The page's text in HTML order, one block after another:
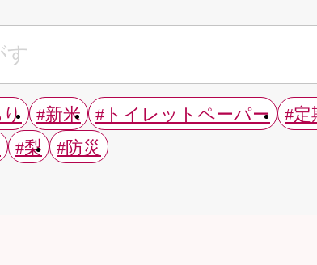
#新米 #トイレットペーパー #定
#梨 #防災